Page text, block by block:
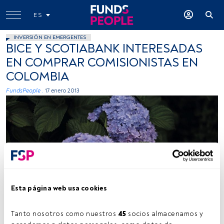
Esta página web usa cookies
Tanto nosotros como nuestros 45 socios almacenamos y
ES
INVERSIÓN EN EMERGENTES
BICE Y SCOTIABANK INTERESADAS
EN COMPRAR COMISIONISTAS EN
COLOMBIA
FundsPeople . 17 enero 2013
Tiempo lectura: 1 min.